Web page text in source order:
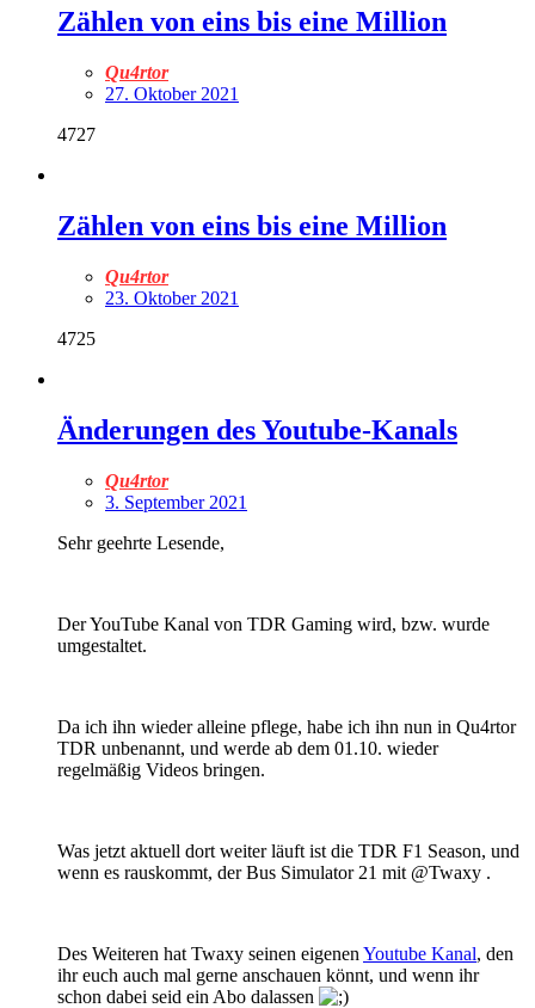
Zählen von eins bis eine Million
Qu4rtor
27. Oktober 2021
4727
Zählen von eins bis eine Million
Qu4rtor
23. Oktober 2021
4725
Änderungen des Youtube-Kanals
Qu4rtor
3. September 2021
Sehr geehrte Lesende,
Der YouTube Kanal von TDR Gaming wird, bzw. wurde
umgestaltet.
Da ich ihn wieder alleine pflege, habe ich ihn nun in Qu4rtor
TDR unbenannt, und werde ab dem 01.10. wieder
regelmäßig Videos bringen.
Was jetzt aktuell dort weiter läuft ist die TDR F1 Season, und
wenn es rauskommt, der Bus Simulator 21 mit @Twaxy .
Des Weiteren hat Twaxy seinen eigenen Youtube Kanal, den
ihr euch auch mal gerne anschauen könnt, und wenn ihr
schon dabei seid ein Abo dalassen